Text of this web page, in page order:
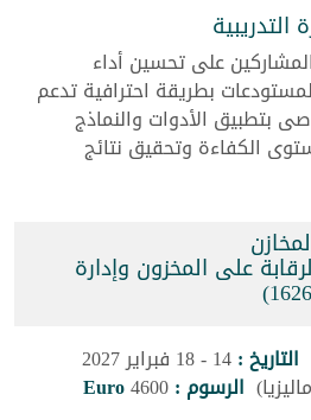
على تحسين أداء
بطريقة احترافية تدعم
بتطبيق الأدوات والنماذج
الكفاءة وتحقيق نتائج
على المخزون وإدارة
التاريخ :14 - 18 فبراير 2027
الرسوم :4600
Euro